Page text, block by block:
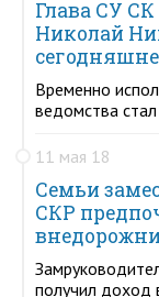
Глава СУ СК
Николай
Временно
ведомства
11 мая 18
Семьи
СКР
получил доход